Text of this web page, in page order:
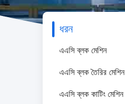
ধরন
এএসি ব্লক মেশিন
এএসি ব্লক তৈরির মেশিন
এএসি ব্লক কাটিং মেশিন